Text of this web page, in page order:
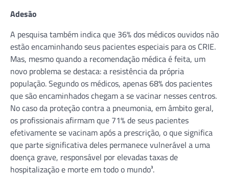
Adesão
A pesquisa também indica que 36% dos médicos ouvidos não
estão encaminhando seus pacientes especiais para os CRIE.
Mas, mesmo quando a recomendação médica é feita, um
novo problema se destaca: a resistência da própria
população. Segundo os médicos, apenas 68% dos pacientes
que são encaminhados chegam a se vacinar nesses centros.
No caso da proteção contra a pneumonia, em âmbito geral,
os profissionais afirmam que 71% de seus pacientes
efetivamente se vacinam após a prescrição, o que significa
que parte significativa deles permanece vulnerável a uma
doença grave, responsável por elevadas taxas de
hospitalização e morte em todo o mundo³.